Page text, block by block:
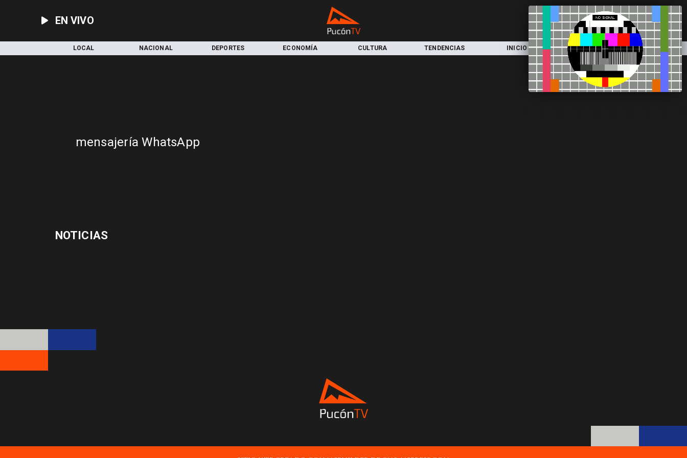
EN VIVO
LOCAL NACIONAL DEPORTES ECONOMÍA CULTURA TENDENCIAS INICIO LOCAL NACIONAL
mensajería WhatsApp
NOTICIAS